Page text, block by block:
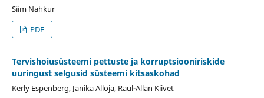
Siim Nahkur
PDF
Tervishoiusüsteemi pettuste ja korruptsiooniriskide
uuringust selgusid süsteemi kitsaskohad
Kerly Espenberg, Janika Alloja, Raul-Allan Kiivet